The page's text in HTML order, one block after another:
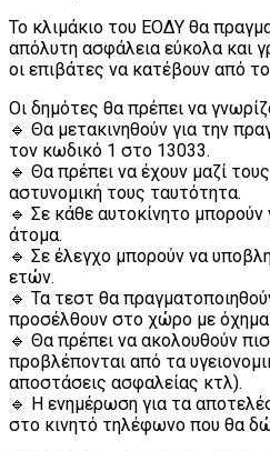
Το κλιμάκιο του ΕΟΔΥ θα
απόλυτη ασφάλεια εύκολα και
οι επιβάτες να κατέβουν από
Οι δημότες θα πρέπει να
🔹 Θα μετακινηθούν για την
τον κωδικό 1 στο 13033.
🔹 Θα πρέπει να έχουν μαζί
αστυνομική τους ταυτότητα.
🔹 Σε κάθε αυτοκίνητο μπορούν
άτομα.
🔹 Σε έλεγχο μπορούν να
ετών.
🔹 Τα τεστ θα
προσέλθουν στο χώρο με όχημα
🔹 Θα πρέπει να ακολουθούν
προβλέπονται από τα
αποστάσεις ασφαλείας κτλ).
🔹 Η ενημέρωση για τα
στο κινητό τηλέφωνο που θα